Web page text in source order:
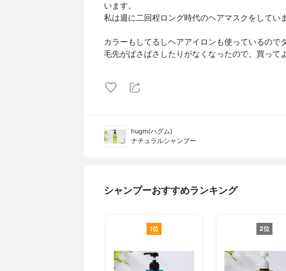
います。
私は週に二回程ロング時代のヘアマスクをしてい
カラーもしてるしヘアアイロンも使っているので
毛先がぱさぱさしたりがなくなったので、買って
hugm(ハグム)
ナチュラルシャンプー
シャンプーおすすめランキング
1位 2位